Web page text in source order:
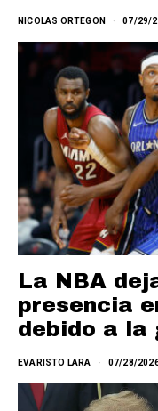
NICOLAS ORTEGON 07/29/
La NBA
presencia
debido a la
EVARISTO LARA 07/28/